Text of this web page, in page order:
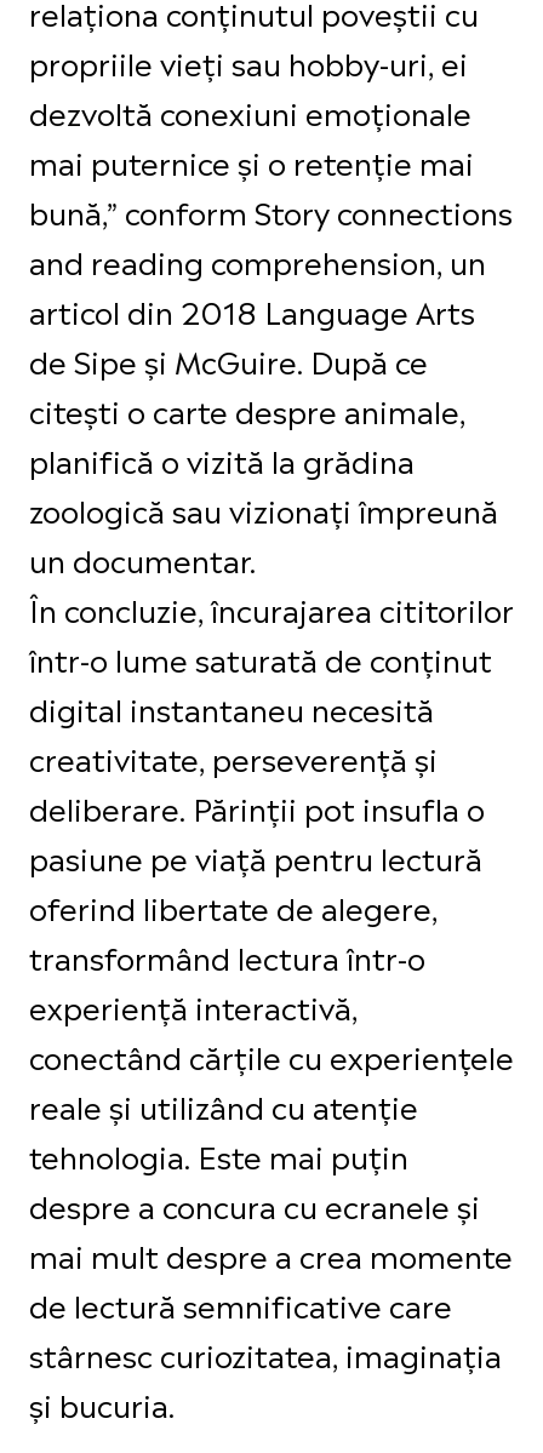
relaționa conținutul poveștii cu
propriile vieți sau hobby-uri, ei
dezvoltă conexiuni emoționale
mai puternice și o retenție mai
bună,” conform Story connections
and reading comprehension, un
articol din 2018 Language Arts
de Sipe și McGuire. După ce
citești o carte despre animale,
planifică o vizită la grădina
zoologică sau vizionați împreună
un documentar.
În concluzie, încurajarea cititorilor
într-o lume saturată de conținut
digital instantaneu necesită
creativitate, perseverență și
deliberare. Părinții pot insufla o
pasiune pe viață pentru lectură
oferind libertate de alegere,
transformând lectura într-o
experiență interactivă,
conectând cărțile cu experiențele
reale și utilizând cu atenție
tehnologia. Este mai puțin
despre a concura cu ecranele și
mai mult despre a crea momente
de lectură semnificative care
stârnesc curiozitatea, imaginația
și bucuria.